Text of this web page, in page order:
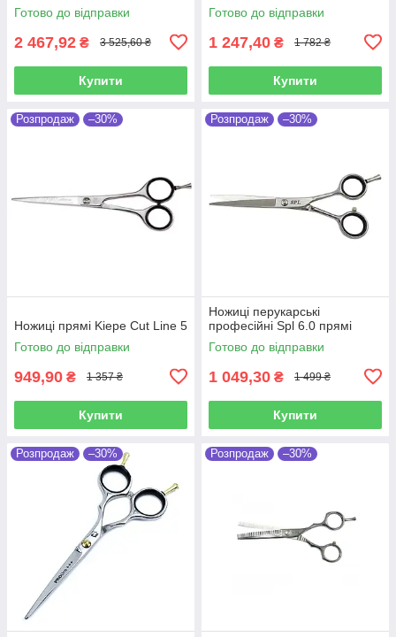
Готово до відправки
2 467,92 ₴ 3 525,60 ₴
Купити
Готово до відправки
1 247,40 ₴ 1 782 ₴
Купити
Розпродаж –30%
Ножиці прямі Kiepe Cut Line 5
Готово до відправки
949,90 ₴ 1 357 ₴
Купити
Розпродаж –30%
Ножиці перукарські
професійні Spl 6.0 прямі
Готово до відправки
1 049,30 ₴ 1 499 ₴
Купити
Розпродаж –30% Розпродаж –30%